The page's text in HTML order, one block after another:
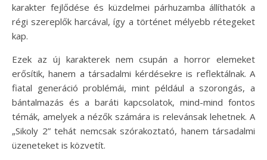
karakter fejlődése és küzdelmei párhuzamba állíthatók a
régi szereplők harcával, így a történet mélyebb rétegeket
kap.
Ezek az új karakterek nem csupán a horror elemeket
erősítik, hanem a társadalmi kérdésekre is reflektálnak. A
fiatal generáció problémái, mint például a szorongás, a
bántalmazás és a baráti kapcsolatok, mind-mind fontos
témák, amelyek a nézők számára is relevánsak lehetnek. A
„Sikoly 2” tehát nemcsak szórakoztató, hanem társadalmi
üzeneteket is közvetít.